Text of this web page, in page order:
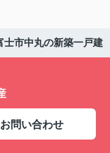
士市中丸の新築一戸建
お問い合わせ